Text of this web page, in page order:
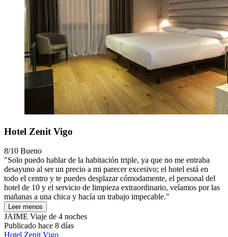
Hotel Zenit Vigo
8/10 Bueno
"Solo puedo hablar de la habitación triple, ya que no me entraba
desayuno al ser un precio a mi parecer excesivo; el hotel está en
todo el centro y te puedes desplazar cómodamente, el personal del
hotel de 10 y el servicio de limpieza extraordinario, veíamos por las
mañanas a una chica y hacía un trabajo impecable."
Leer menos
JAIME Viaje de 4 noches
Publicado hace 8 días
Hotel Zenit Vigo